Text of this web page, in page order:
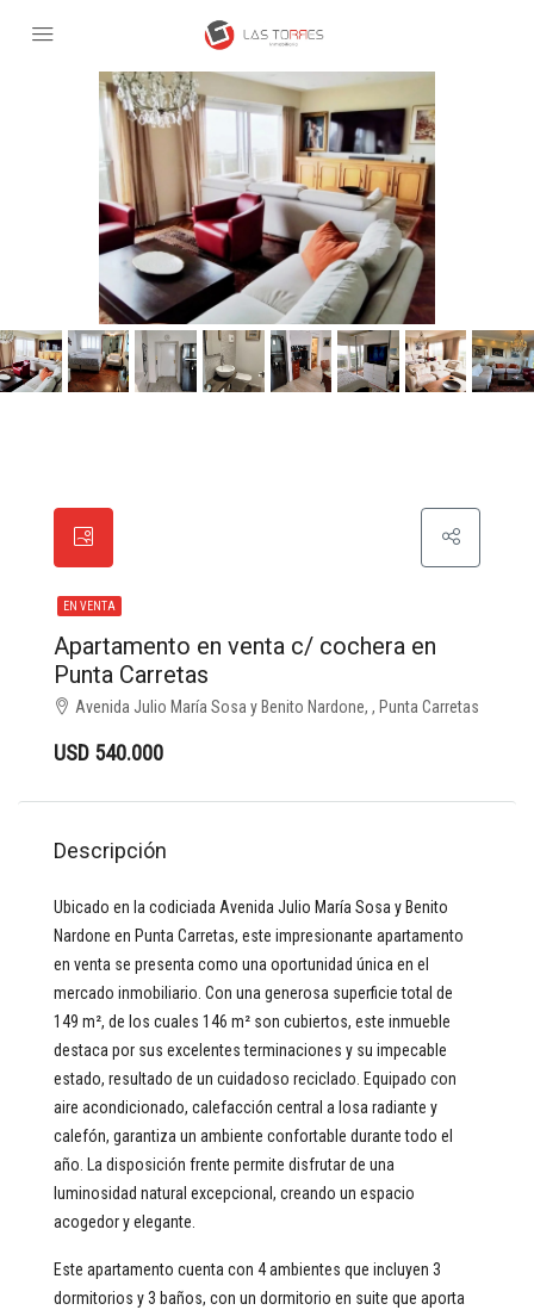
EN VENTA
Apartamento en venta c/ cochera en
Punta Carretas
Avenida Julio María Sosa y Benito Nardone, , Punta Carretas
USD 540.000
Descripción
Ubicado en la codiciada Avenida Julio María Sosa y Benito
Nardone en Punta Carretas, este impresionante apartamento
en venta se presenta como una oportunidad única en el
mercado inmobiliario. Con una generosa superficie total de
149 m², de los cuales 146 m² son cubiertos, este inmueble
destaca por sus excelentes terminaciones y su impecable
estado, resultado de un cuidadoso reciclado. Equipado con
aire acondicionado, calefacción central a losa radiante y
calefón, garantiza un ambiente confortable durante todo el
año. La disposición frente permite disfrutar de una
luminosidad natural excepcional, creando un espacio
acogedor y elegante.
Este apartamento cuenta con 4 ambientes que incluyen 3
dormitorios y 3 baños, con un dormitorio en suite que aporta